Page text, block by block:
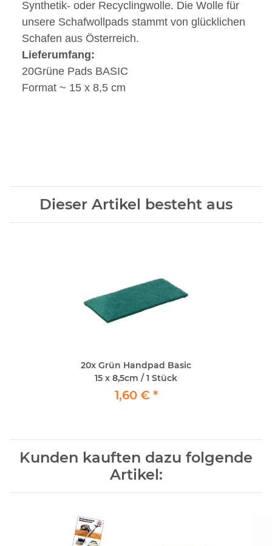
Synthetik- oder Recyclingwolle. Die Wolle für
unsere Schafwollpads stammt von glücklichen
Schafen aus Österreich.
Lieferumfang:
20Grüne Pads BASIC
Format ~ 15 x 8,5 cm
Dieser Artikel besteht aus
20x Grün Handpad Basic
15 x 8,5cm / 1 Stück
1,60 € *
Kunden kauften dazu folgende
Artikel: